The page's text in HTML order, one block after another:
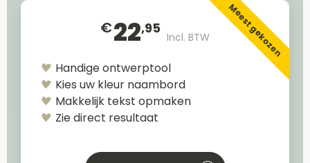
€22,95
Incl. BTW Meest gekozen
Handige ontwerptool
Kies uw kleur naambord
Makkelijk tekst opmaken
Zie direct resultaat